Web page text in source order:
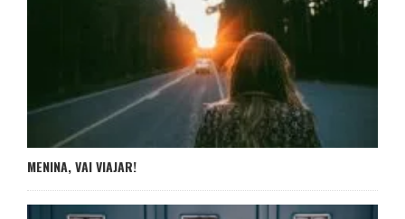
MENINA, VAI VIAJAR!